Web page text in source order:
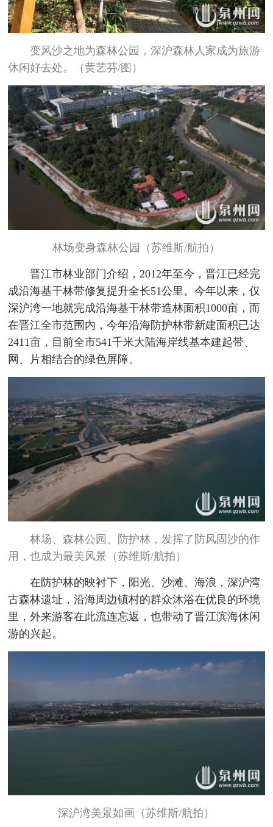
变风沙之地为森林公园，深沪森林人家成为旅游
休闲好去处。（黄艺芬/图）
林场变身森林公园（苏维斯/航拍）
晋江市林业部门介绍，2012年至今，晋江已经完
成沿海基干林带修复提升全长51公里。今年以来，仅
深沪湾一地就完成沿海基干林带造林面积1000亩，而
在晋江全市范围内，今年沿海防护林带新建面积已达
2411亩，目前全市541千米大陆海岸线基本建起带、
网、片相结合的绿色屏障。
林场、森林公园、防护林，发挥了防风固沙的作
用，也成为最美风景（苏维斯/航拍）
在防护林的映衬下，阳光、沙滩、海浪，深沪湾
古森林遗址，沿海周边镇村的群众沐浴在优良的环境
里，外来游客在此流连忘返，也带动了晋江滨海休闲
游的兴起。
深沪湾美景如画（苏维斯/航拍）